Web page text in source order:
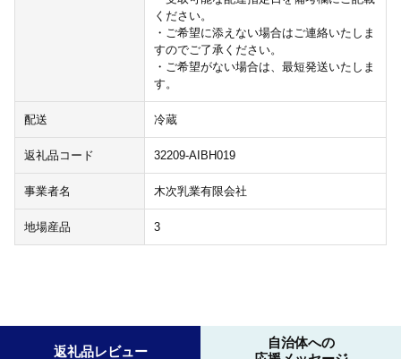
ください。
・ご希望に添えない場合はご連絡いたしま
すのでご了承ください。
・ご希望がない場合は、最短発送いたしま
す。
配送 冷蔵
返礼品コード 32209-AIBH019
事業者名 木次乳業有限会社
地場産品 3
返礼品レビュー
自治体への